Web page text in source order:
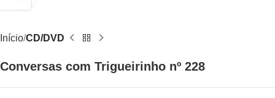
Início CD/DVD
Conversas com Trigueirinho nº 228